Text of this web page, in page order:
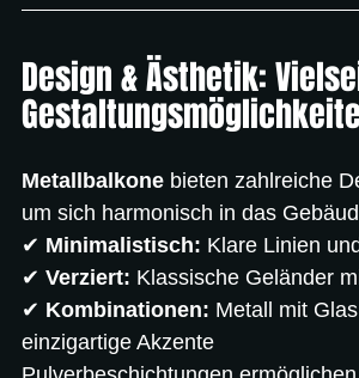
Design & Ästhetik:
Metallbalkone bieten zahlreiche
um sich harmonisch in das
✔ Minimalistisch: Klare Linien
✔ Verziert: Klassische Geländer
✔ Kombinationen: Metall mit
einzigartige Akzente